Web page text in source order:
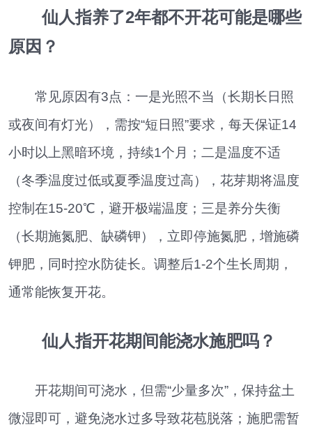
仙人指养了2年都不开花可能是哪些
原因？
常见原因有3点：一是光照不当（长期长日照
或夜间有灯光），需按“短日照”要求，每天保证14
小时以上黑暗环境，持续1个月；二是温度不适
（冬季温度过低或夏季温度过高），花芽期将温度
控制在15-20℃，避开极端温度；三是养分失衡
（长期施氮肥、缺磷钾），立即停施氮肥，增施磷
钾肥，同时控水防徒长。调整后1-2个生长周期，
通常能恢复开花。
仙人指开花期间能浇水施肥吗？
开花期间可浇水，但需“少量多次”，保持盆土
微湿即可，避免浇水过多导致花苞脱落；施肥需暂